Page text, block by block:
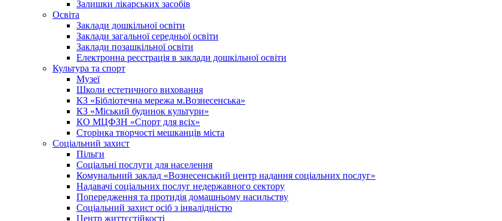
Залишки лікарських засобів
Освіта
Заклади дошкільної освіти
Заклади загальної середньої освіти
Заклади позашкільної освіти
Електронна реєстрація в заклади дошкільної освіти
Культура та спорт
Музеї
Школи естетичного виховання
КЗ «Бібліотечна мережа м.Вознесенська»
КЗ «Міський будинок культури»
КО МЦФЗН «Спорт для всіх»
Сторінка творчості мешканців міста
Соціальний захист
Пільги
Соціальні послуги для населення
Комунальний заклад «Вознесенський центр надання соціальних послуг»
Надавачі соціальних послуг недержавного сектору
Попередження та протидія домашньому насильству
Соціальний захист осіб з інвалідністю
Центр життєстійкості